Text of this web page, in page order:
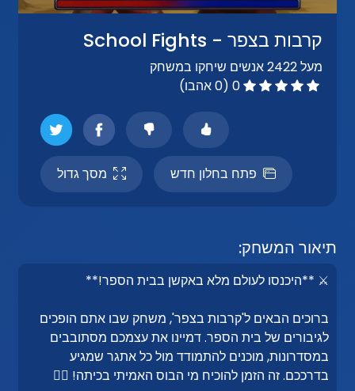
קרבות בצפר - School Fights
מעל 2422 אנשים שיחקו במשחק
0 (0 אהבו)
פתח בחלון חדש מסך גדול
תיאור המשחק:
⚔️ **היכנסו לעולם מלא באקשן בבית הספר!**
ברוכים הבאים ל'קרבות בצפר', משחק שבו אתם הופכים
לגיבורים של בית הספר. דמיינו את עצמכם מסתובבים
במסדרונות, מוכנים להתמודד מול כל אתגר שמגיע
בדרככם. זה הזמן להוכיח מי הבוס האמיתי בכיתה! 🤼‍♂️